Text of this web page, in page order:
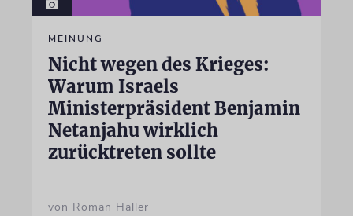
MEINUNG
Nicht wegen des Krieges:
Warum Israels
Ministerpräsident Benjamin
Netanjahu wirklich
zurücktreten sollte
von Roman Haller